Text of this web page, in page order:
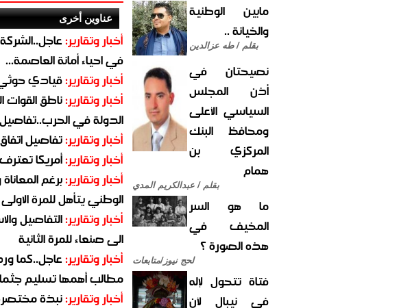
مابين الوطنية
والخيانة ..
بقلم / طه عزالدين
نصيحتان في
أذن المجلس
السياسي الأعلى
ومحافظ البنك
المركزي بن
همام
بقلم / عبدالكريم المدي
ما هو السر
المخيف في
هذه الصورة ؟
لحج نيوز/متابعات
فتاة تتحول لإله
في نيبال لأن
عناوين أخرى
أخبار وتقارير:
في احياء أمانة العاصمة...
أخبار وتقارير:قيادي حوثي
أخبار وتقارير:ناطق
الدولة في الحرب..تفاصيل
أخبار وتقارير:تفاصيل
أخبار وتقارير:أمريكا
أخبار وتقارير:برغم
الوطني يتأهل للمرة
أخبار وتقارير:التفاصيل
الى صنعاء للمرة الثانية
أخبار وتقارير:عاجل..كما
مطالب أهمها تسليم
أخبار وتقارير:نبذة